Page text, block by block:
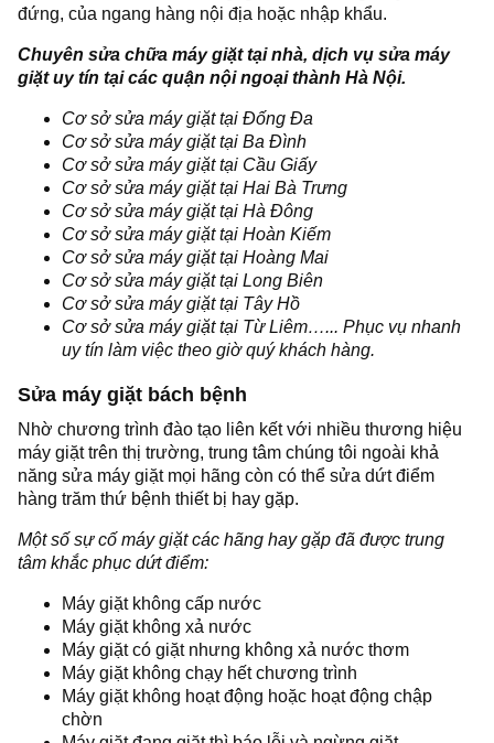
đứng, của ngang hàng nội địa hoặc nhập khẩu.
Chuyên sửa chữa máy giặt tại nhà, dịch vụ sửa máy
giặt uy tín tại các quận nội ngoại thành Hà Nội.
Cơ sở sửa máy giặt tại Đống Đa
Cơ sở sửa máy giặt tại Ba Đình
Cơ sở sửa máy giặt tại Cầu Giấy
Cơ sở sửa máy giặt tại Hai Bà Trưng
Cơ sở sửa máy giặt tại Hà Đông
Cơ sở sửa máy giặt tại Hoàn Kiếm
Cơ sở sửa máy giặt tại Hoàng Mai
Cơ sở sửa máy giặt tại Long Biên
Cơ sở sửa máy giặt tại Tây Hồ
Cơ sở sửa máy giặt tại Từ Liêm…... Phục vụ nhanh
uy tín làm việc theo giờ quý khách hàng.
Sửa máy giặt bách bệnh
Nhờ chương trình đào tạo liên kết với nhiều thương hiệu
máy giặt trên thị trường, trung tâm chúng tôi ngoài khả
năng sửa máy giặt mọi hãng còn có thể sửa dứt điểm
hàng trăm thứ bệnh thiết bị hay gặp.
Một số sự cố máy giặt các hãng hay gặp đã được trung
tâm khắc phục dứt điểm:
Máy giặt không cấp nước
Máy giặt không xả nước
Máy giặt có giặt nhưng không xả nước thơm
Máy giặt không chạy hết chương trình
Máy giặt không hoạt động hoặc hoạt động chập
chờn